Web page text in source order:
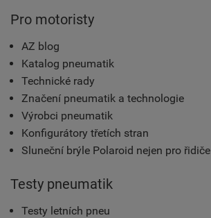
Pro motoristy
AZ blog
Katalog pneumatik
Technické rady
Značení pneumatik a technologie
Výrobci pneumatik
Konfigurátory třetích stran
Sluneční brýle Polaroid nejen pro řidiče
Testy pneumatik
Testy letních pneu